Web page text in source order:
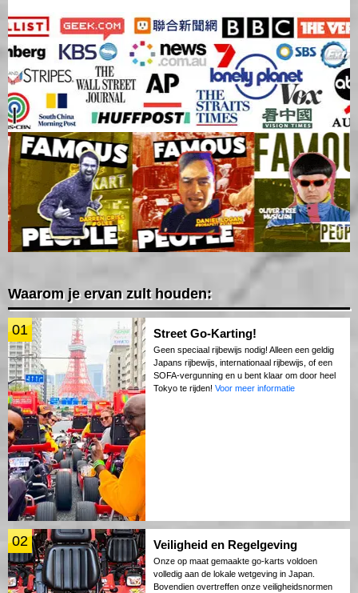
Waarom je ervan zult houden:
01 Street Go-Karting!
Geen speciaal rijbewijs nodig! Alleen een geldig
Japans rijbewijs, internationaal rijbewijs, of een
SOFA-vergunning en u bent klaar om door heel
Tokyo te rijden! Voor meer informatie
02 Veiligheid en Regelgeving
Onze op maat gemaakte go-karts voldoen
volledig aan de lokale wetgeving in Japan.
Bovendien overtreffen onze veiligheidsnormen